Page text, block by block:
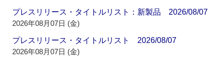
プレスリリース・タイトルリスト：新製品 2026/08/07
2026年08月07日 (金)
プレスリリース・タイトルリスト 2026/08/07
2026年08月07日 (金)